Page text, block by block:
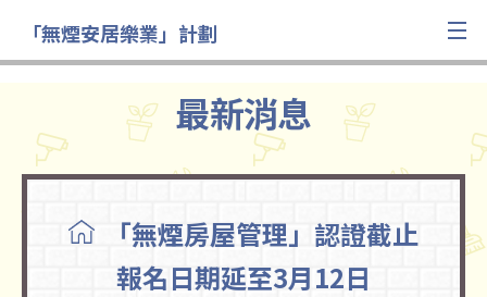
「無煙安居樂業」計劃
最新消息
「無煙房屋管理」認證截止
報名日期延至3月12日